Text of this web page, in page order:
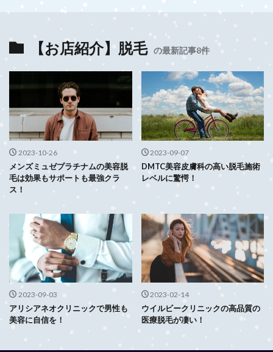
【お店紹介】脱毛 の最新記事8件
2023-10-26
メンズミュゼプラチナムの美容脱
毛は効果もサポートも最強クラ
ス！
2023-09-07
DMTC美容皮膚科の高い脱毛施術
レベルに驚愕！
2023-09-03
アリシアネオクリニックで男性も
美容に自信を！
2023-02-14
ウイルビークリニックの高品質の
医療脱毛が凄い！